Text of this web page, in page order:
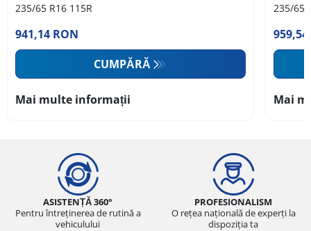
235/65 R16 115R
941,14 RON
CUMPĂRĂ
Mai multe informații
235/65
Mai
ASISTENȚĂ 360°
Pentru întreținerea de rutină a
vehiculului
PROFESIONALISM
O rețea națională de experți la
dispoziția ta